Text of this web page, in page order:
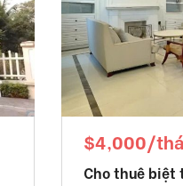
$4,000/
Cho thuê biệt